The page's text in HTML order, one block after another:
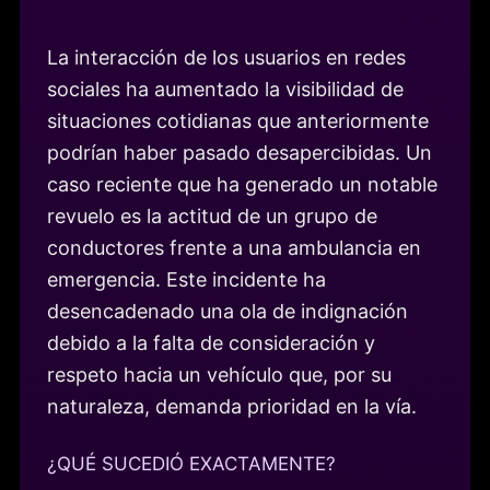
La interacción de los usuarios en redes
sociales ha aumentado la visibilidad de
situaciones cotidianas que anteriormente
podrían haber pasado desapercibidas. Un
caso reciente que ha generado un notable
revuelo es la actitud de un grupo de
conductores frente a una ambulancia en
emergencia. Este incidente ha
desencadenado una ola de indignación
debido a la falta de consideración y
respeto hacia un vehículo que, por su
naturaleza, demanda prioridad en la vía.
¿QUÉ SUCEDIÓ EXACTAMENTE?